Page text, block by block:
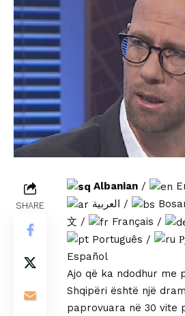
SHARE
Albanian /
العربية /
文 / Français /
Português /
Español
Ajo që ka ndodhur me
Shqipëri është një
paprovuara në 30 vite